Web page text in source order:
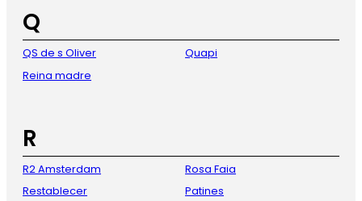
Q
QS de s Oliver
Reina madre
Quapi
R
R2 Amsterdam
Restablecer
Rosa Faia
Patines